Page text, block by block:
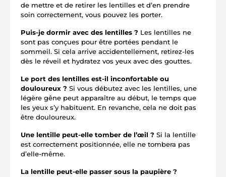
de mettre et de retirer les lentilles et d’en prendre
soin correctement, vous pouvez les porter.
Puis-je dormir avec des lentilles ? Les lentilles ne
sont pas conçues pour être portées pendant le
sommeil. Si cela arrive accidentellement, retirez-les
dès le réveil et hydratez vos yeux avec des gouttes.
Le port des lentilles est-il inconfortable ou
douloureux ? Si vous débutez avec les lentilles, une
légère gêne peut apparaître au début, le temps que
les yeux s’y habituent. En revanche, cela ne doit pas
être douloureux.
Une lentille peut-elle tomber de l’œil ? Si la lentille
est correctement positionnée, elle ne tombera pas
d’elle-même.
La lentille peut-elle passer sous la paupière ?